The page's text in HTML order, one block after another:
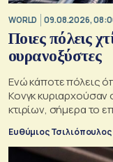
WORLD 09.08.2026,
Ποιες πόλεις
ουρανοξύστες
Ενώ κάποτε πόλεις
Κονγκ
κτιρίων, σήμερα το
Ευθύμιος Τσιλιόπουλος